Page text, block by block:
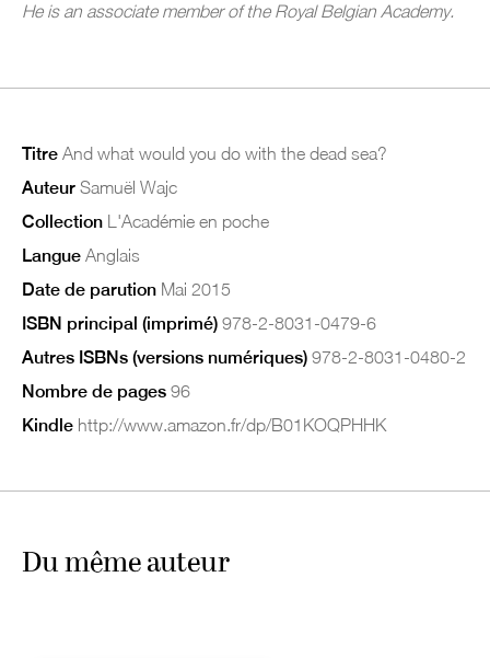
He is an associate member of the Royal Belgian Academy.
Titre And what would you do with the dead sea?
Auteur Samuël Wajc
Collection L'Académie en poche
Langue Anglais
Date de parution Mai 2015
ISBN principal (imprimé) 978-2-8031-0479-6
Autres ISBNs (versions numériques) 978-2-8031-0480-2
Nombre de pages 96
Kindle http://www.amazon.fr/dp/B01KOQPHHK
Du même auteur